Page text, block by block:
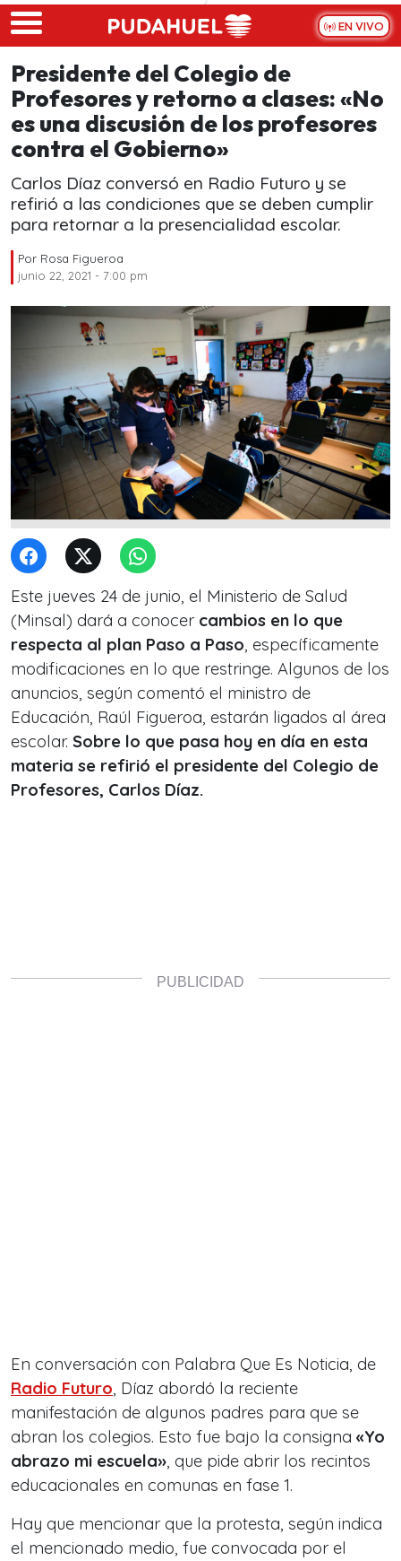
Skip to main content
EN VIVO
Presidente del Colegio de
Profesores y retorno a clases: «No
es una discusión de los profesores
contra el Gobierno»
Carlos Díaz conversó en Radio Futuro y se
refirió a las condiciones que se deben cumplir
para retornar a la presencialidad escolar.
Por Rosa Figueroa
junio 22, 2021 - 7:00 pm
Este jueves 24 de junio, el Ministerio de Salud
(Minsal) dará a conocer cambios en lo que
respecta al plan Paso a Paso, específicamente
modificaciones en lo que restringe. Algunos de los
anuncios, según comentó el ministro de
Educación, Raúl Figueroa, estarán ligados al área
escolar. Sobre lo que pasa hoy en día en esta
materia se refirió el presidente del Colegio de
Profesores, Carlos Díaz.
En conversación con Palabra Que Es Noticia, de
Radio Futuro, Díaz abordó la reciente
manifestación de algunos padres para que se
abran los colegios. Esto fue bajo la consigna «Yo
abrazo mi escuela», que pide abrir los recintos
educacionales en comunas en fase 1.
Hay que mencionar que la protesta, según indica
el mencionado medio, fue convocada por el